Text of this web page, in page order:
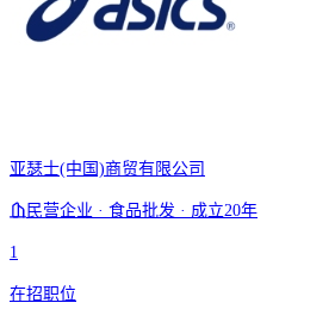
亚瑟士(中国)商贸有限公司
民营企业 · 食品批发 · 成立20年
1
在招职位